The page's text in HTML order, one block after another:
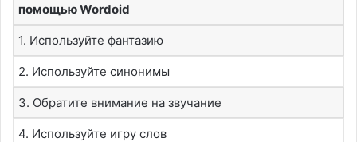
помощью Wordoid
1. Используйте фантазию
2. Используйте синонимы
3. Обратите внимание на звучание
4. Используйте игру слов